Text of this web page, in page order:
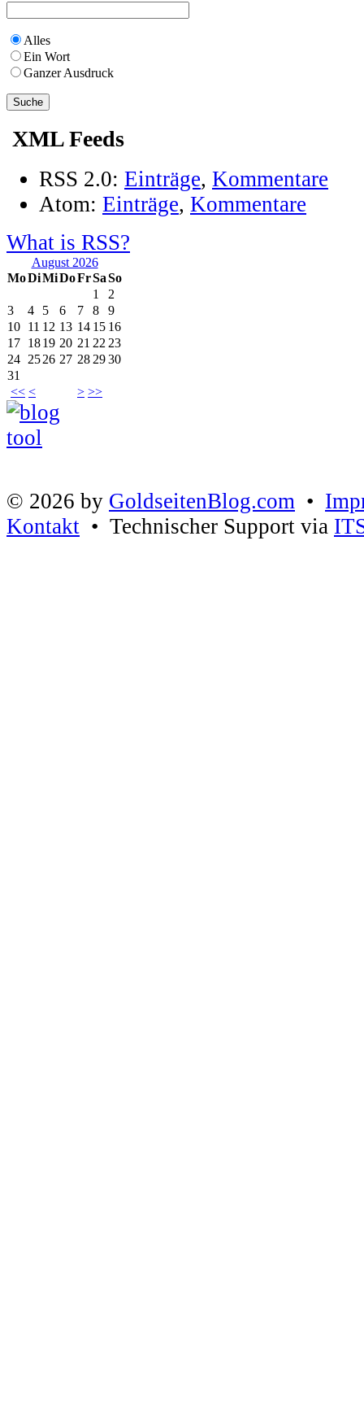
Alles
Ein Wort
Ganzer Ausdruck
XML Feeds
RSS 2.0: Einträge, Kommentare
Atom: Einträge, Kommentare
What is RSS?
August 2026
MoDiMiDoFrSaSo
<< < > >>
1
2
3
4 5 6 7 8
9
10 11 12 13 14 15 16
17 1819 20 21 22 23
24 2526 27 28 2930
31
© 2026 by GoldseitenBlog.com •
Kontakt • Technischer Support via